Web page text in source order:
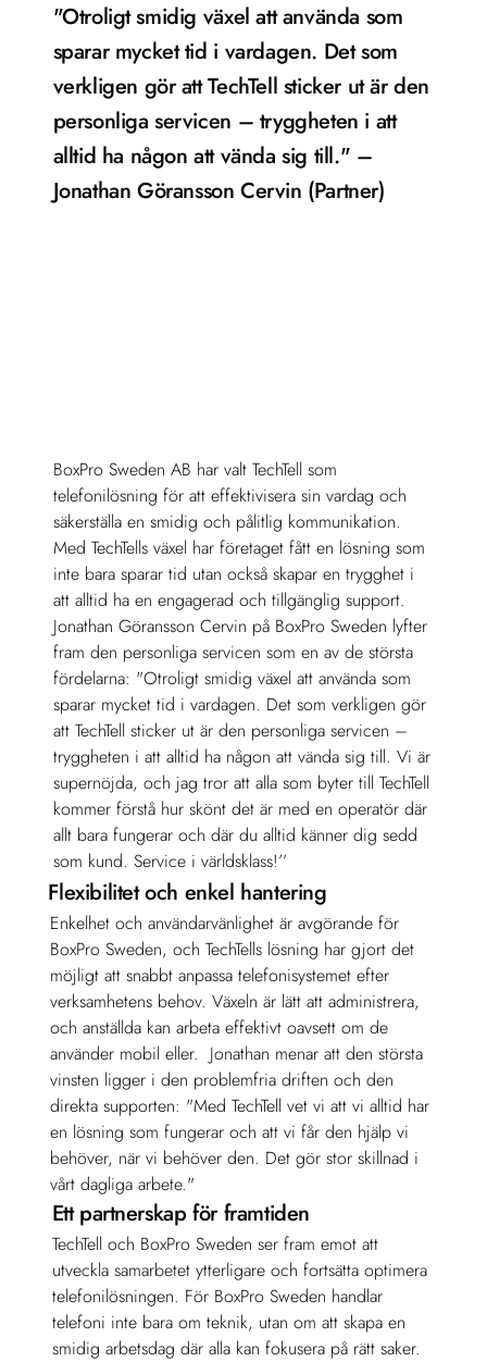
"Otroligt smidig växel att använda som
sparar mycket tid i vardagen. Det som
verkligen gör att TechTell sticker ut är den
personliga servicen – tryggheten i att
alltid ha någon att vända sig till." –
Jonathan Göransson Cervin (Partner)
BoxPro Sweden AB har valt TechTell som
telefonilösning för att effektivisera sin vardag och
säkerställa en smidig och pålitlig kommunikation.
Med TechTells växel har företaget fått en lösning som
inte bara sparar tid utan också skapar en trygghet i
att alltid ha en engagerad och tillgänglig support.
Jonathan Göransson Cervin på BoxPro Sweden lyfter
fram den personliga servicen som en av de största
fördelarna: "Otroligt smidig växel att använda som
sparar mycket tid i vardagen. Det som verkligen gör
att TechTell sticker ut är den personliga servicen –
tryggheten i att alltid ha någon att vända sig till. Vi är
supernöjda, och jag tror att alla som byter till TechTell
kommer förstå hur skönt det är med en operatör där
allt bara fungerar och där du alltid känner dig sedd
som kund. Service i världsklass!’’
Flexibilitet och enkel hantering
Enkelhet och användarvänlighet är avgörande för
BoxPro Sweden, och TechTells lösning har gjort det
möjligt att snabbt anpassa telefonisystemet efter
verksamhetens behov. Växeln är lätt att administrera,
och anställda kan arbeta effektivt oavsett om de
använder mobil eller.  Jonathan menar att den största
vinsten ligger i den problemfria driften och den
direkta supporten: "Med TechTell vet vi att vi alltid har
en lösning som fungerar och att vi får den hjälp vi
behöver, när vi behöver den. Det gör stor skillnad i
vårt dagliga arbete."
Ett partnerskap för framtiden
TechTell och BoxPro Sweden ser fram emot att
utveckla samarbetet ytterligare och fortsätta optimera
telefonilösningen. För BoxPro Sweden handlar
telefoni inte bara om teknik, utan om att skapa en
smidig arbetsdag där alla kan fokusera på rätt saker.